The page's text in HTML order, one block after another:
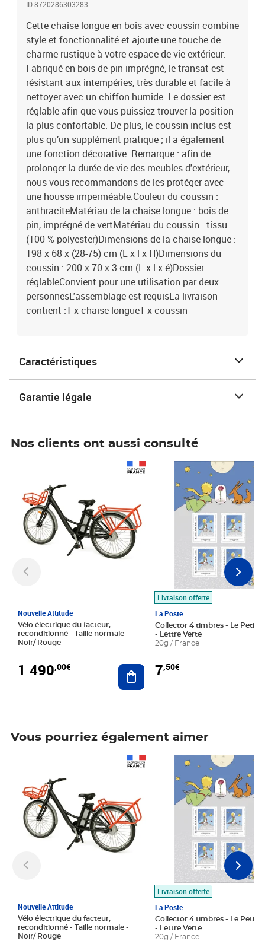
une utilisation par deux personnesL'assemblage est requisLa
livraison contient :1 x chaise longue1 x coussin
ID 8720286303283
Cette chaise longue en bois avec coussin combine
style et fonctionnalité et ajoute une touche de
charme rustique à votre espace de vie extérieur.
Fabriqué en bois de pin imprégné, le transat est
résistant aux intempéries, très durable et facile à
nettoyer avec un chiffon humide. Le dossier est
réglable afin que vous puissiez trouver la position
la plus confortable. De plus, le coussin inclus est
plus qu’un supplément pratique ; il a également
une fonction décorative. Remarque : afin de
prolonger la durée de vie des meubles d'extérieur,
nous vous recommandons de les protéger avec
une housse imperméable.Couleur du coussin :
anthraciteMatériau de la chaise longue : bois de
pin, imprégné de vertMatériau du coussin : tissu
(100 % polyester)Dimensions de la chaise longue :
198 x 68 x (28-75) cm (L x l x H)Dimensions du
coussin : 200 x 70 x 3 cm (L x l x é)Dossier
réglableConvient pour une utilisation par deux
personnesL'assemblage est requisLa livraison
contient :1 x chaise longue1 x coussin
Caractéristiques
Garantie légale
Nos clients ont aussi consulté
Nouvelle Attitude
Vélo électrique du facteur,
reconditionné - Taille normale -
Noir/ Rouge
1 490,00€ Ajouter au panier
Livraison offerte
La Poste
Collector 4 timbres - Le Petit
- Lettre Verte
20g / France
7,50€
Prix 7,50€
Vous pourriez également aimer
Nouvelle Attitude
Vélo électrique du facteur,
reconditionné - Taille normale -
Noir/ Rouge
Livraison offerte
La Poste
Collector 4 timbres - Le Petit
- Lettre Verte
20g / France
Prix 7,50€